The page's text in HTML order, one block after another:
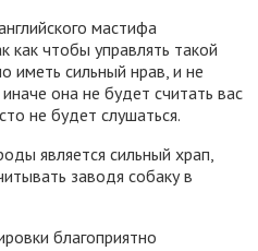
мастифа
как чтобы управлять такой
иметь сильный нрав, и не
она не будет считать вас
не будет слушаться.
является сильный храп,
заводя собаку в
благоприятно